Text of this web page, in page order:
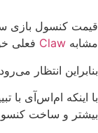
قیمت کنسول بازی
مشابه
فعلی
بنابراین انتظار می‌رود قیمتی در
با اینکه ام‌اس‌آی با
بیشتر و ساخت